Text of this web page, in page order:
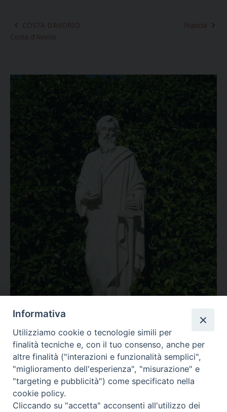
Post
COSTA D'AVORIO
Costa d’Avorio
Francia
Informativa
Utilizziamo cookie o tecnologie simili per
finalità tecniche e, con il tuo consenso, anche per
altre finalità ("interazioni e funzionalità semplici",
"miglioramento dell'esperienza", "misurazione" e
"targeting e pubblicità") come specificato nella
cookie policy.
Cliccando su "accetta" acconsenti all'utilizzo dei